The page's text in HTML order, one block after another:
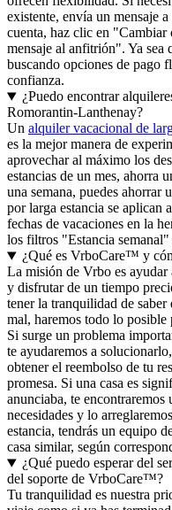
existente, envía un mensaje
cuenta, haz clic en
mensaje al anfitrión". Ya sea
buscando opciones de pago
confianza.
¿Puedo encontrar
Romorantin-Lanthenay?
Un alquiler vacacional de
es la mejor manera de
aprovechar al máximo los
estancias de un mes, ahorra
una semana, puedes ahorrar
por larga estancia se aplican
fechas de vacaciones en la
los filtros "Estancia
¿Qué es VrboCare™ y
La misión de Vrbo es ayudar
y disfrutar de un tiempo
tener la tranquilidad de
mal, haremos todo lo posible
Si surge un problema
te ayudaremos a
obtener el reembolso de tu
promesa. Si una casa es
anunciaba, te encontraremos
necesidades y lo
estancia, tendrás un equipo
casa similar, según
¿Qué puedo esperar del
del soporte de VrboCare™?
Tu tranquilidad es nuestra